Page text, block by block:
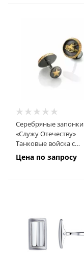
Серебряные запонки
«Служу Отечеству»
Танковые войска с
позолотой
Цена по запросу